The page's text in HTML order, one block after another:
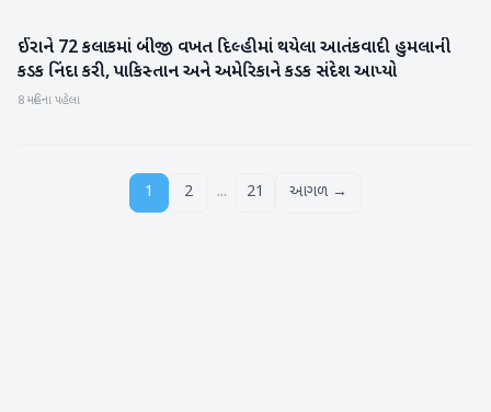
આંતરરાષ્ટ્રીય
ઈરાને 72 કલાકમાં બીજી વખત દિલ્હીમાં થયેલા આતંકવાદી હુમલાની
કડક નિંદા કરી, પાકિસ્તાન અને અમેરિકાને કડક સંદેશ આપ્યો
8 મહિના પહેલા
1 2 ... 21 આગળ →